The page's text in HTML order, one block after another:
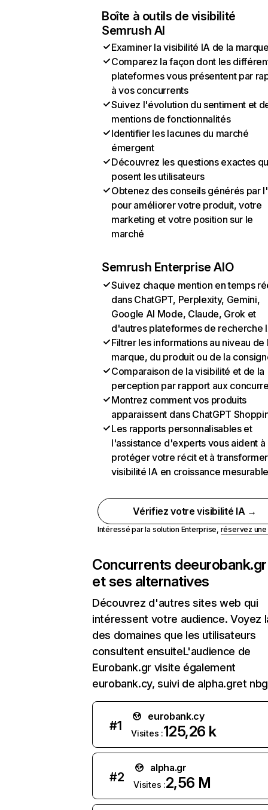
Boîte à outils de visibilité
Semrush AI
Examiner la visibilité IA de la
Comparez la façon dont les
plateformes vous présentent par
à vos concurrents
Suivez l'évolution du sentiment et
mentions de fonctionnalités
Identifier les lacunes du marché
émergent
Découvrez les questions exactes
posent les utilisateurs
Obtenez des conseils générés par
pour améliorer votre produit, votre
marketing et votre position sur le
marché
Semrush Enterprise AIO
Suivez chaque mention en temps
dans ChatGPT, Perplexity, Gemini,
Google AI Mode, Claude, Grok et
d'autres plateformes de recherche
Filtrer les informations au niveau de
marque, du produit ou de la
Comparaison de la visibilité et de la
perception par rapport aux
Montrez comment vos produits
apparaissent dans ChatGPT
Les rapports personnalisables et
l'assistance d'experts vous aident à
protéger votre récit et à
visibilité IA en croissance
Vérifiez votre visibilité IA →
Intéressé par la solution Enterprise, réservez
Concurrents deeurobank.gr
et ses alternatives
Découvrez d'autres sites web qui
intéressent votre audience. Voyez
des domaines que les utilisateurs
consultent ensuiteL'audience de
Eurobank.gr visite également
eurobank.cy, suivi de alpha.gret
#1
eurobank.cy
Visites :125,26 k
#2
alpha.gr
Visites :2,56 M